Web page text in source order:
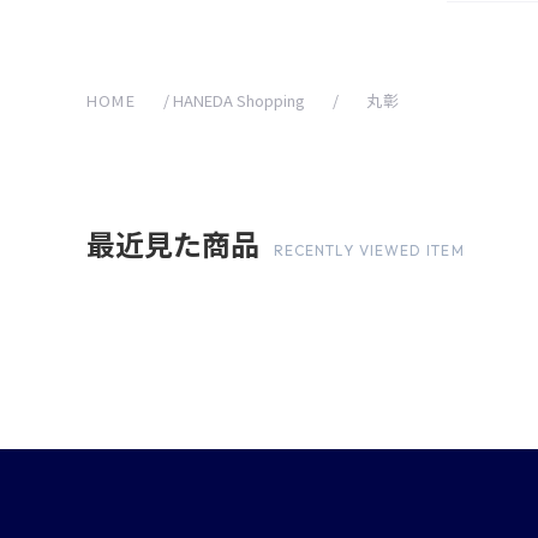
HOME / HANEDA Shopping / 丸彰
最近見た商品 RECENTLY VIEWED ITEM